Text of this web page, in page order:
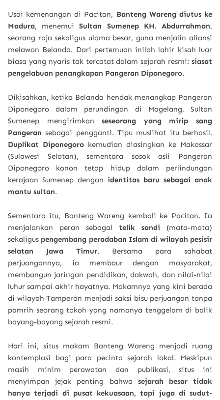
Usai kemenangan di Pacitan, Banteng Wareng diutus ke
Madura, menemuiSultan Sumenep KH. Abdurrahman,
seorang raja sekaligus ulama besar, guna menjalin aliansi
melawan Belanda. Dari pertemuan inilah lahir kisah luar
biasa yang nyaris tak tercatat dalam sejarah resmi: siasat
pengelabuan penangkapan Pangeran Diponegoro.
Dikisahkan, ketika Belanda hendak menangkap Pangeran
Diponegoro dalam perundingan di Magelang, Sultan
Sumenep mengirimkanseseorang yang mirip sang
Pangeran sebagai pengganti. Tipu muslihat itu berhasil.
Duplikat Diponegoro kemudian diasingkan ke Makassar
(Sulawesi Selatan), sementara sosok asli Pangeran
Diponegoro konon tetap hidup dalam perlindungan
kerajaan Sumenep dengan identitas baru sebagai anak
mantu sultan.
Sementara itu, Banteng Wareng kembali ke Pacitan. Ia
menjalankan peran sebagaitelik sandi (mata-mata)
sekaligus pengembang peradaban Islam di wilayah pesisir
selatan Jawa Timur. Bersama para sahabat
perjuangannya, ia membaur dengan masyarakat,
membangun jaringan pendidikan, dakwah, dan nilai-nilai
luhur sampai akhir hayatnya. Makamnya yang kini berada
di wilayah Tamperan menjadi saksi bisu perjuangan tanpa
pamrih seorang tokoh yang namanya tenggelam di balik
bayang-bayang sejarah resmi.
Hari ini, situs makam Banteng Wareng menjadi ruang
kontemplasi bagi para pecinta sejarah lokal. Meskipun
masih minim perawatan dan publikasi, situs ini
menyimpan jejak penting bahwa sejarah besar tidak
hanya terjadi di pusat kekuasaan, tapi juga di sudut-